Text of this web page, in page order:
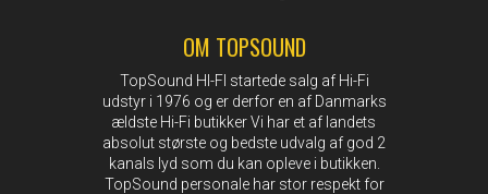
OM TOPSOUND
TopSound HI-FI startede salg af Hi-Fi
udstyr i 1976 og er derfor en af Danmarks
ældste Hi-Fi butikker Vi har et af landets
absolut største og bedste udvalg af god 2
kanals lyd som du kan opleve i butikken.
TopSound personale har stor respekt for